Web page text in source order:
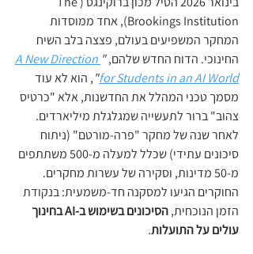
Brookings Institution), אחד ממוסדות
המחקר המשפיעים בעולם, פצצה בלב השיח
החינוכי. הדוח החדש שלהם, "
A New Direction
for Students in an AI World
", הוא לא עוד
מסמך טכני המהלל את החדשנות, אלא "כרטיס
צהוב" ברור לתעשייה שמגלגלת מיליארדים.
לאחר שנה של מחקר "פרה-מורטם" (ניתוח
סיכונים עתידי) שכלל למעלה מ-500 משתתפים
מ-50 מדינות, וסקירה של עשרות מחקרים.
החוקרים הגיעו למסקנה חד-משמעית: בנקודת
הזמן הנוכחית,
הסיכונים בשימוש ב-AI בחינוך
עולים על התועלות.